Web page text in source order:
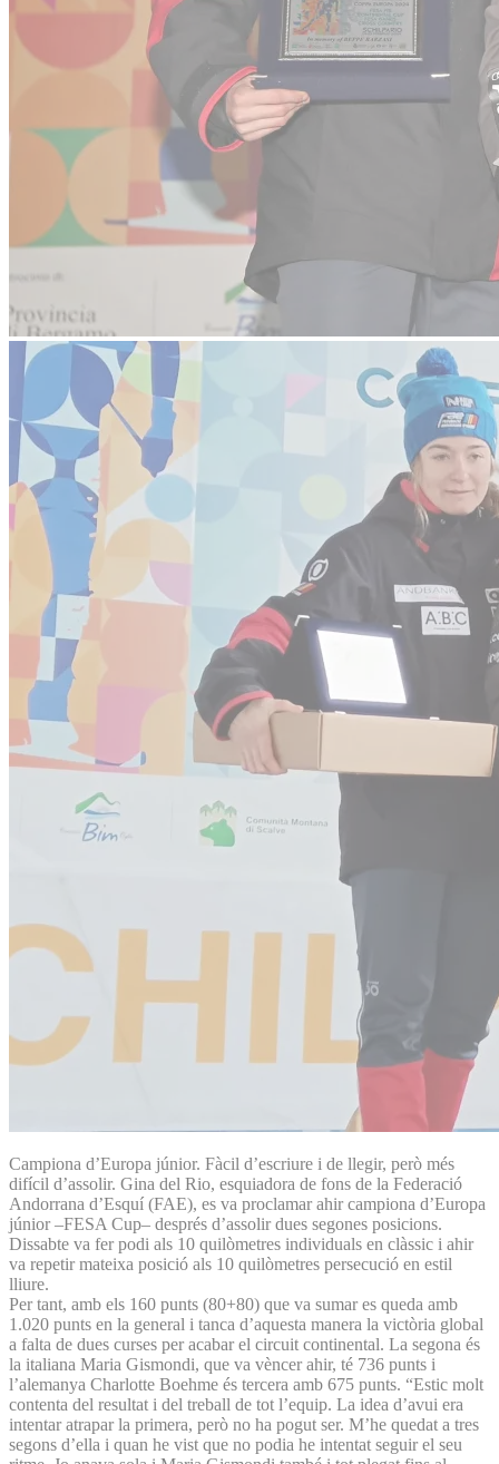
Campiona d’Europa júnior. Fàcil d’escriure i de llegir, però més
difícil d’assolir. Gina del Rio, esquiadora de fons de la Federació
Andorrana d’Esquí (FAE), es va proclamar ahir campiona d’Europa
júnior –FESA Cup– després d’assolir dues segones posicions.
Dissabte va fer podi als 10 quilòmetres individuals en clàssic i ahir
va repetir mateixa posició als 10 quilòmetres persecució en estil
lliure.
Per tant, amb els 160 punts (80+80) que va sumar es queda amb
1.020 punts en la general i tanca d’aquesta manera la victòria global
a falta de dues curses per acabar el circuit continental. La segona és
la italiana Maria Gismondi, que va vèncer ahir, té 736 punts i
l’alemanya Charlotte Boehme és tercera amb 675 punts. “Estic molt
contenta del resultat i del treball de tot l’equip. La idea d’avui era
intentar atrapar la primera, però no ha pogut ser. M’he quedat a tres
segons d’ella i quan he vist que no podia he intentat seguir el seu